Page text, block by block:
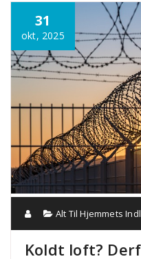
31
okt, 2025
Annonce
Alt Til Hjemmets
Koldt loft?